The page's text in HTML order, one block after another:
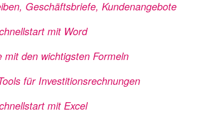
Geschäftsbriefe, Kundenangebote
mit Word
mit den wichtigsten Formeln
für Investitionsrechnungen
mit Excel